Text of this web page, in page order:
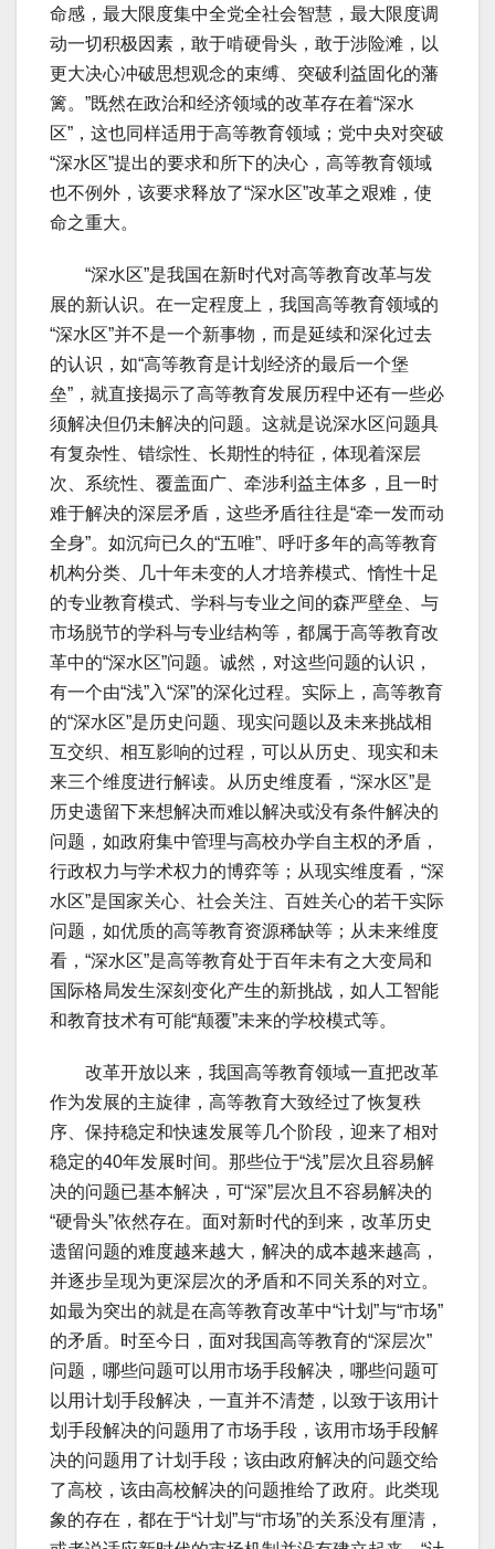
命感，最大限度集中全党全社会智慧，最大限度调
动一切积极因素，敢于啃硬骨头，敢于涉险滩，以
更大决心冲破思想观念的束缚、突破利益固化的藩
篱。”既然在政治和经济领域的改革存在着“深水
区”，这也同样适用于高等教育领域；党中央对突破
“深水区”提出的要求和所下的决心，高等教育领域
也不例外，该要求释放了“深水区”改革之艰难，使
命之重大。
“深水区”是我国在新时代对高等教育改革与发
展的新认识。在一定程度上，我国高等教育领域的
“深水区”并不是一个新事物，而是延续和深化过去
的认识，如“高等教育是计划经济的最后一个堡
垒”，就直接揭示了高等教育发展历程中还有一些必
须解决但仍未解决的问题。这就是说深水区问题具
有复杂性、错综性、长期性的特征，体现着深层
次、系统性、覆盖面广、牵涉利益主体多，且一时
难于解决的深层矛盾，这些矛盾往往是“牵一发而动
全身”。如沉疴已久的“五唯”、呼吁多年的高等教育
机构分类、几十年未变的人才培养模式、惰性十足
的专业教育模式、学科与专业之间的森严壁垒、与
市场脱节的学科与专业结构等，都属于高等教育改
革中的“深水区”问题。诚然，对这些问题的认识，
有一个由“浅”入“深”的深化过程。实际上，高等教育
的“深水区”是历史问题、现实问题以及未来挑战相
互交织、相互影响的过程，可以从历史、现实和未
来三个维度进行解读。从历史维度看，“深水区”是
历史遗留下来想解决而难以解决或没有条件解决的
问题，如政府集中管理与高校办学自主权的矛盾，
行政权力与学术权力的博弈等；从现实维度看，“深
水区”是国家关心、社会关注、百姓关心的若干实际
问题，如优质的高等教育资源稀缺等；从未来维度
看，“深水区”是高等教育处于百年未有之大变局和
国际格局发生深刻变化产生的新挑战，如人工智能
和教育技术有可能“颠覆”未来的学校模式等。
改革开放以来，我国高等教育领域一直把改革
作为发展的主旋律，高等教育大致经过了恢复秩
序、保持稳定和快速发展等几个阶段，迎来了相对
稳定的40年发展时间。那些位于“浅”层次且容易解
决的问题已基本解决，可“深”层次且不容易解决的
“硬骨头”依然存在。面对新时代的到来，改革历史
遗留问题的难度越来越大，解决的成本越来越高，
并逐步呈现为更深层次的矛盾和不同关系的对立。
如最为突出的就是在高等教育改革中“计划”与“市场”
的矛盾。时至今日，面对我国高等教育的“深层次”
问题，哪些问题可以用市场手段解决，哪些问题可
以用计划手段解决，一直并不清楚，以致于该用计
划手段解决的问题用了市场手段，该用市场手段解
决的问题用了计划手段；该由政府解决的问题交给
了高校，该由高校解决的问题推给了政府。此类现
象的存在，都在于“计划”与“市场”的关系没有厘清，